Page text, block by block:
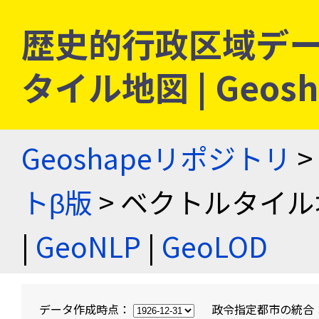
歴史的行政区域デ
タイル地図 |
Geoshapeリポジトリ >
トβ版 > ベクトルタイ
| GeoNLP | GeoLOD
データ作成時点： 政令指定都市の統